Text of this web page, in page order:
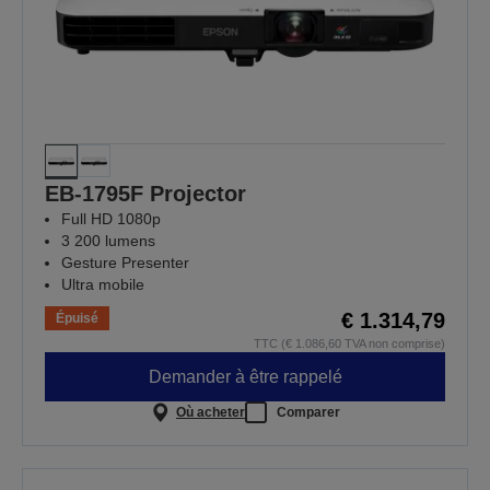
EB-1795F Projector
Full HD 1080p
3 200 lumens
Gesture Presenter
Ultra mobile
Épuisé € 1.314,79
TTC (€ 1.086,60 TVA non comprise)
Demander à être rappelé
Où acheter Comparer